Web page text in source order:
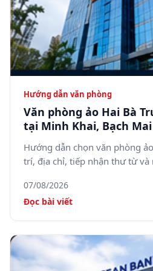
Hướng dẫn văn phòng
Văn phòng ảo Hai Bà
tại Minh Khai, Bạch
Hướng dẫn chọn văn phòng
trí, địa chỉ, tiếp nhận thư từ và
Mai.
07/08/2026
Đọc bài viết